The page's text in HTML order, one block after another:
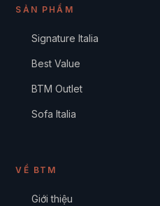
SẢN PHẨM
Signature Italia
Best Value
BTM Outlet
Sofa Italia
VỀ BTM
Giới thiệu